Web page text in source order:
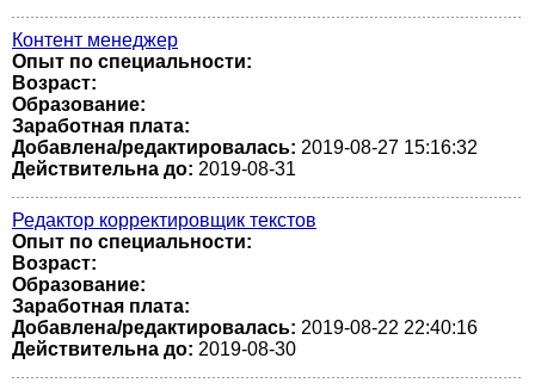
Контент менеджер
Опыт по специальности:
Возраст:
Образование:
Заработная плата:
Добавлена/редактировалась: 2019-08-27 15:16:32
Действительна до: 2019-08-31
Редактор корректировщик текстов
Опыт по специальности:
Возраст:
Образование:
Заработная плата:
Добавлена/редактировалась: 2019-08-22 22:40:16
Действительна до: 2019-08-30